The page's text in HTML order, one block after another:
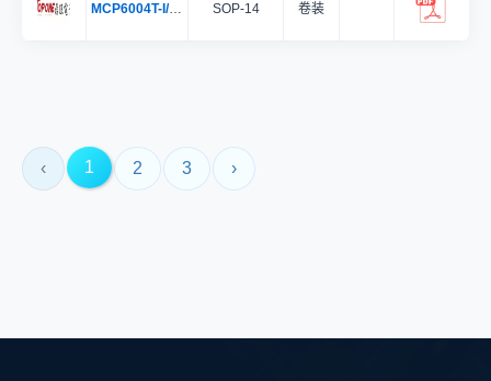
MCP6004T-I/SL SOP-14 卷装
‹ 1 2 3 ›